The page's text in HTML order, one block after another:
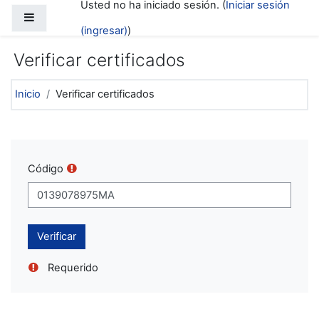
Saltar al contenido principalUsted no ha iniciado sesión. (Iniciar sesión
(ingresar))
Verificar certificados
Inicio Verificar certificados
Código
Requerido